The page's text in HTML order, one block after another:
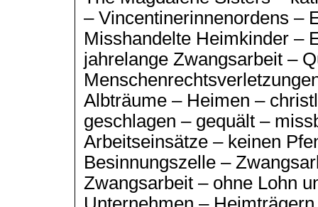
– Vincentinerinnenordens –
Misshandelte Heimkinder –
jahrelange Zwangsarbeit –
Albträume – Heimen –
geschlagen – gequält –
Arbeitseinsätze – keinen
Besinnungszelle –
Zwangsarbeit – ohne Lohn